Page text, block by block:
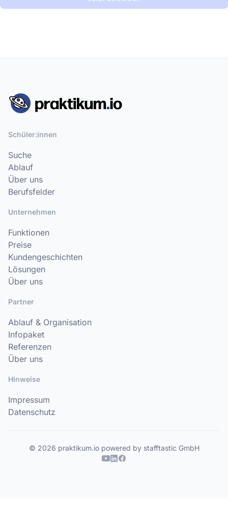
Schüler:innen
Suche
Ablauf
Über uns
Berufsfelder
Unternehmen
Funktionen
Preise
Kundengeschichten
Lösungen
Über uns
Partner
Ablauf & Organisation
Infopaket
Referenzen
Über uns
Hinweise
Impressum
Datenschutz
© 2026 praktikum.io powered by stafftastic GmbH